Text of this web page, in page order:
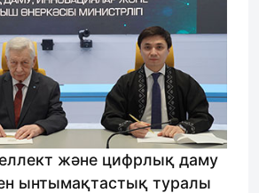
және цифрлық даму
ынтымақтастық туралы